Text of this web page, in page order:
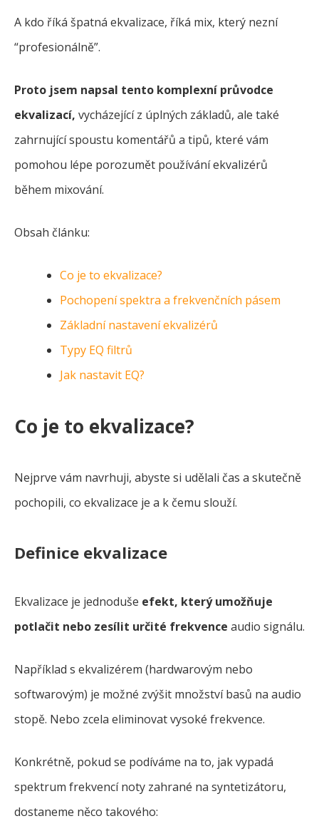
A kdo říká špatná ekvalizace, říká mix, který nezní
“profesionálně”.
Proto jsem napsal tento komplexní průvodce
ekvalizací, vycházející z úplných základů, ale také
zahrnující spoustu komentářů a tipů, které vám
pomohou lépe porozumět používání ekvalizérů
během mixování.
Obsah článku:
Co je to ekvalizace?
Pochopení spektra a frekvenčních pásem
Základní nastavení ekvalizérů
Typy EQ filtrů
Jak nastavit EQ?
Co je to ekvalizace?
Nejprve vám navrhuji, abyste si udělali čas a skutečně
pochopili, co ekvalizace je a k čemu slouží.
Definice ekvalizace
Ekvalizace je jednoduše efekt, který umožňuje
potlačit nebo zesílit určité frekvence audio signálu.
Například s ekvalizérem (hardwarovým nebo
softwarovým) je možné zvýšit množství basů na audio
stopě. Nebo zcela eliminovat vysoké frekvence.
Konkrétně, pokud se podíváme na to, jak vypadá
spektrum frekvencí noty zahrané na syntetizátoru,
dostaneme něco takového: